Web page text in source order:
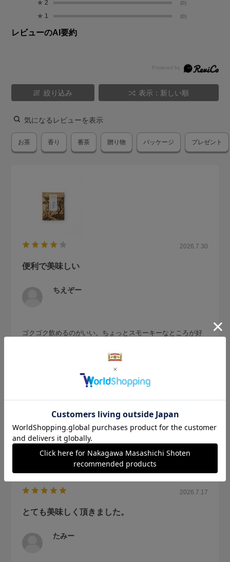
★ 2 (0)
★ 1 (0)
レビューのAI要約
絞り込み 表示：新しい順
気になるレビューを表示
お茶 香り 番茶 贈り物 パッケージ プレゼント
2026.7.30
便利で美味しい
ちえぞー
ゴクゴク飲めるのがいい。ちょっとスモーキーなところが好
参考になった
2026.7.17
とても美味しく頂きました。
たみー